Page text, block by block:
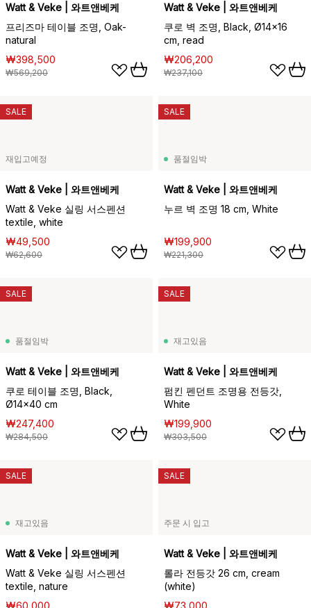
Watt & Veke | 와트앤베케
프리즈마 테이블 조명, Oak-
natural
₩398,500
₩569,200
Watt & Veke | 와트앤베케
쿠로 벽 조명, Black, Ø14x16
cm, read
₩206,200
₩237,100
재입고예정
Watt & Veke | 와트앤베케
Watt & Veke 실링 서스펜션
textile, white
₩49,500
₩62,600
SALE
품절임박
Watt & Veke | 와트앤베케
누르 벽 조명 18 cm, White
₩199,900
₩221,300
SALE
품절임박
Watt & Veke | 와트앤베케
쿠로 테이블 조명, Black,
Ø14x40 cm
₩247,400
₩284,500
SALE
재고있음
Watt & Veke | 와트앤베케
펌킨 펜던트 조명용 전등갓,
White
₩199,900
₩303,500
SALE
재고있음
Watt & Veke | 와트앤베케
Watt & Veke 실링 서스펜션
textile, nature
₩60,000
SALE
주문 시 입고
Watt & Veke | 와트앤베케
롤라 전등갓 26 cm, cream
(white)
₩73,000
SALE